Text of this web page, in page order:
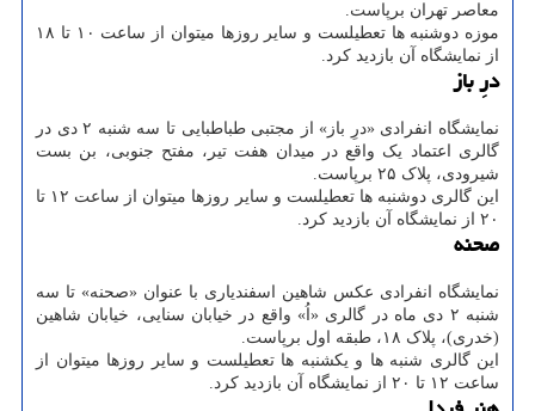
معاصر تهران برپاست.
موزه دوشنبه ها تعطیلست و سایر روزها میتوان از ساعت ۱۰ تا ۱۸
از نمایشگاه آن بازدید کرد.
درِ باز
نمایشگاه انفرادی «درِ باز» از مجتبی طباطبایی تا سه شنبه ۲ دی در
گالری اعتماد یک واقع در میدان هفت تیر، مفتح جنوبی، بن بست
شیرودی، پلاک ۲۵ برپاست.
این گالری دوشنبه ها تعطیلست و سایر روزها میتوان از ساعت ۱۲ تا
۲۰ از نمایشگاه آن بازدید کرد.
صحنه
نمایشگاه انفرادی عکس شاهین اسفندیاری با عنوان «صحنه» تا سه
شنبه ۲ دی ماه در گالری «اُ» واقع در خیابان سنایی، خیابان شاهین
(خدری)، پلاک ۱۸، طبقه اول برپاست.
این گالری شنبه ها و یکشنبه ها تعطیلست و سایر روزها میتوان از
ساعت ۱۲ تا ۲۰ از نمایشگاه آن بازدید کرد.